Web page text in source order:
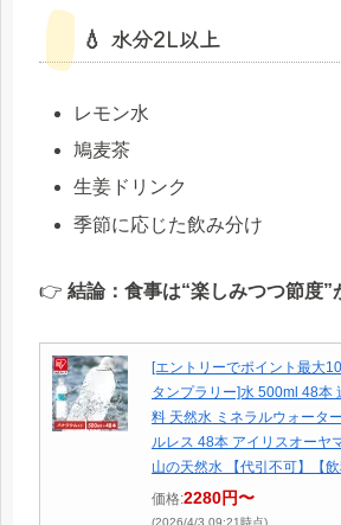
💧 水分2L以上
レモン水
鳩麦茶
生姜ドリンク
季節に応じた飲み分け
👉 結論：食事は“楽しみつつ節度”
[エントリーでポイント最大
タンプラリー]水 500ml 48本
料 天然水 ミネラルウォータ
ルレス 48本 アイリスオーヤ
山の天然水 【代引不可】【飲
価格:2280円〜
(2026/4/3 09:21時点)